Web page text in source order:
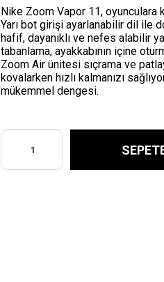
Nike Zoom Vapor 11, oyunculara
Yarı bot girişi ayarlanabilir dil ile
hafif, dayanıklı ve nefes alabilir
tabanlama, ayakkabının içine
Zoom Air ünitesi sıçrama ve
kovalarken hızlı kalmanızı
mükemmel dengesi.